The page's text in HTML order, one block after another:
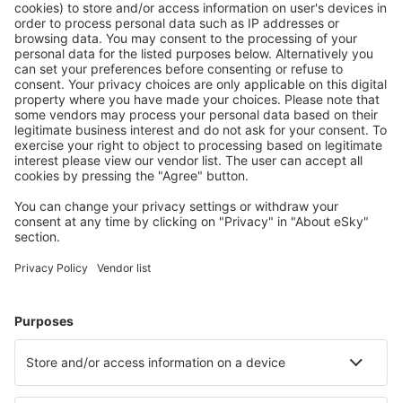
Economiseşte mai mult
Prețuri atractive și oferte speciale pentru utilizatorii
conectați.
Cazarea preferată
Alege din peste 1,3 mil. de opţiuni: hoteluri, cabane,
apartamente și altele.
Cele mai căutate hoteluri de către utilizatorii eSky
Hoteluri în Italia - Orașe populare
Hoteluri în Napoli
Hoteluri în Gaiole in Chianti Hoteluri în Fasano